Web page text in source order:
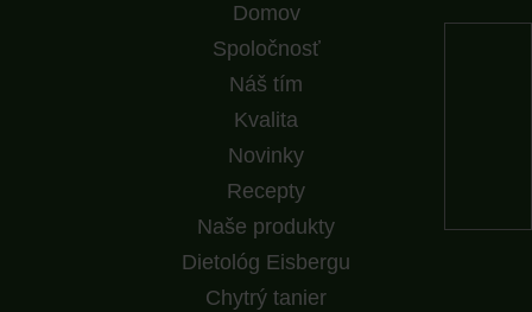
Domov
Spoločnosť
Náš tím
Kvalita
Novinky
Recepty
Naše produkty
Dietológ Eisbergu
Chytrý tanier